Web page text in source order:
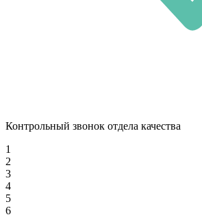
Контрольный звонок отдела качества
1
2
3
4
5
6